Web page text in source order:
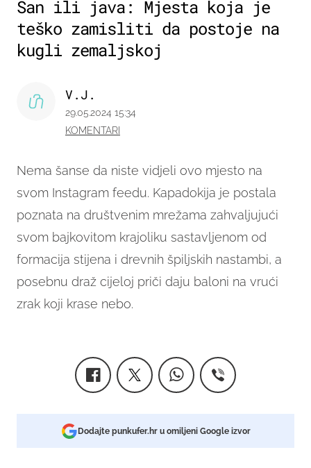
San ili java: Mjesta koja je
teško zamisliti da postoje na
kugli zemaljskoj
Nema šanse da niste vidjeli ovo mjesto na
svom Instagram feedu. Kapadokija je postala
poznata na društvenim mrežama zahvaljujući
svom bajkovitom krajoliku sastavljenom od
formacija stijena i drevnih špiljskih nastambi, a
posebnu draž cijeloj priči daju baloni na vrući
zrak koji krase nebo.
V.J.
29.05.2024 15:34
KOMENTARI
Dodajte punkufer.hr u omiljeni Google izvor